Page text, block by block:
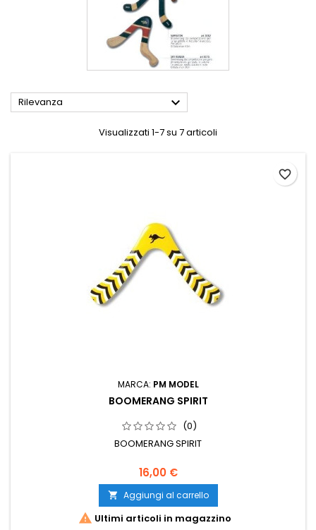
Rilevanza 
Visualizzati 1-7 su 7 articoli
MARCA: PM MODEL
BOOMERANG SPIRIT
(0)
BOOMERANG SPIRIT
16,00 €
 Aggiungi al carrello
 Ultimi articoli in magazzino
favorite_border